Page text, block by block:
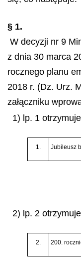
§ 1.
W decyzji nr 9
z dnia 30 marca
rocznego planu
2018 r. (Dz. Urz.
załączniku
1) lp. 1
1. Jubileusz
2) lp. 2
2. 200.